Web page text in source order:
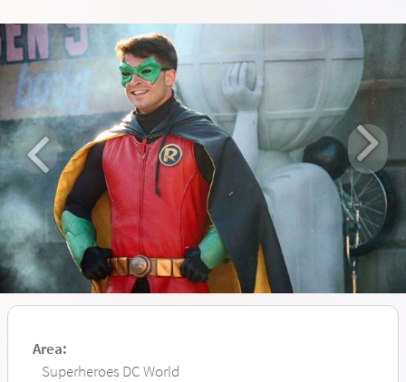
Area:
Superheroes DC World